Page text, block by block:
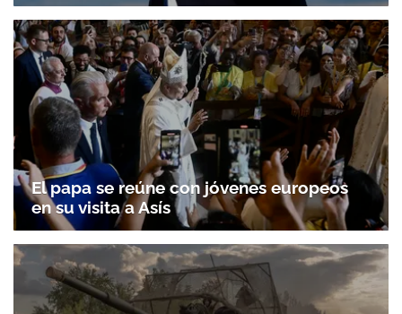
El papa se reúne con jóvenes europeos
en su visita a Asís